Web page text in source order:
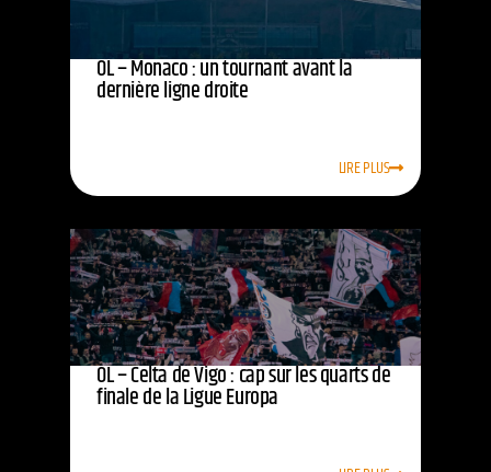
OL – Monaco : un tournant avant la
dernière ligne droite
LIRE PLUS
OL – Celta de Vigo : cap sur les quarts de
finale de la Ligue Europa